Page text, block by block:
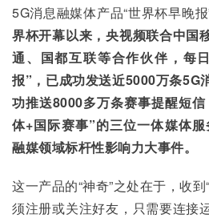
5G消息融媒体产品“世界杯早晚报
界杯开幕以来，央视频联合中国
通、国都互联等合作伙伴，每
报”，已成功发送近5000万条5G
功推送8000多万条赛事提醒短
体+国际赛事”的三位一体媒体
融媒领域标杆性影响力大事件。
这一产品的“神奇”之处在于，收
须注册或关注好友，只需要连接